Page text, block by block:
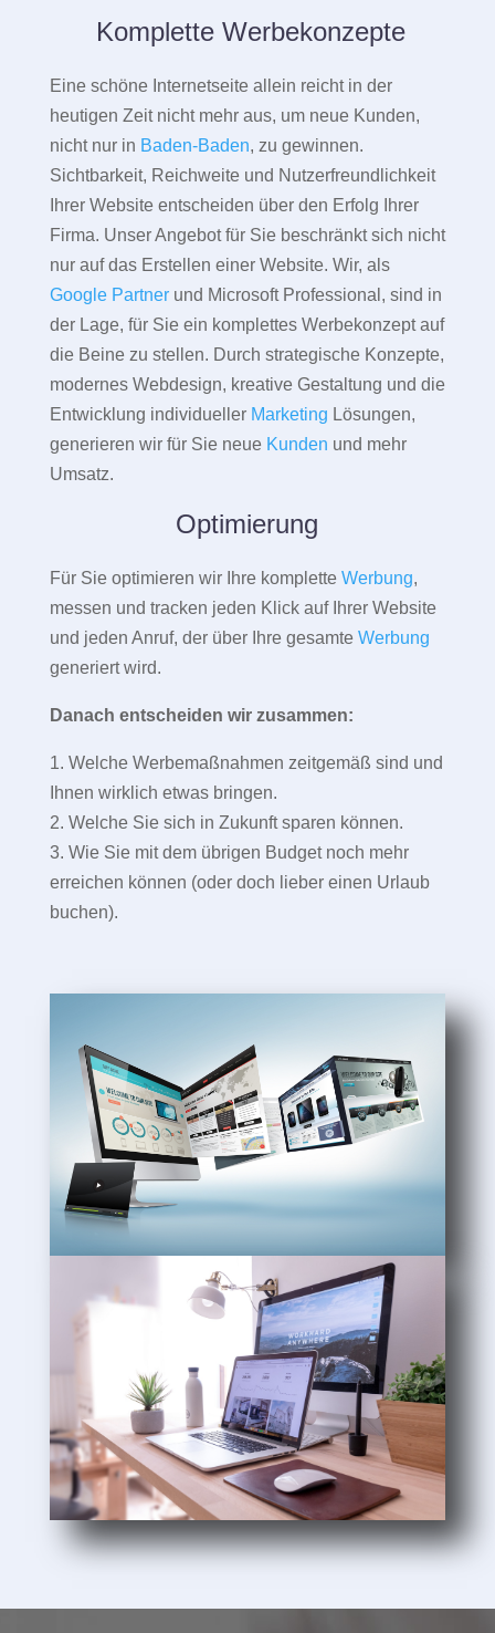
Komplette Werbekonzepte
Eine schöne Internetseite allein reicht in der
heutigen Zeit nicht mehr aus, um neue Kunden,
nicht nur in Baden-Baden, zu gewinnen.
Sichtbarkeit, Reichweite und Nutzerfreundlichkeit
Ihrer Website entscheiden über den Erfolg Ihrer
Firma. Unser Angebot für Sie beschränkt sich nicht
nur auf das Erstellen einer Website. Wir, als
Google Partnerund Microsoft Professional, sind in
der Lage, für Sie ein komplettes Werbekonzept auf
die Beine zu stellen. Durch strategische Konzepte,
modernes Webdesign, kreative Gestaltung und die
Entwicklung individueller Marketing Lösungen,
generieren wir für Sie neue Kunden und mehr
Umsatz.
Optimierung
Für Sie optimieren wir Ihre komplette Werbung,
messen und tracken jeden Klick auf Ihrer Website
und jeden Anruf, der über Ihre gesamte Werbung
generiert wird.
Danach entscheiden wir zusammen:
1. Welche Werbemaßnahmen zeitgemäß sind und
Ihnen wirklich etwas bringen.
2. Welche Sie sich in Zukunft sparen können.
3. Wie Sie mit dem übrigen Budget noch mehr
erreichen können (oder doch lieber einen Urlaub
buchen).